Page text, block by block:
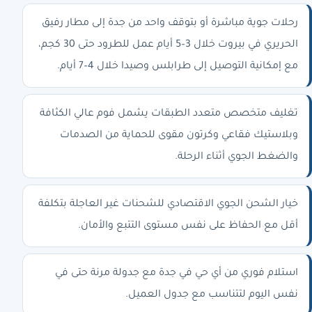
رحلات جوية مباشرة أو بتوقف واحد من جدة إلى مطار رفيق
الحريري في بيروت خلال 3–5 أيام عمل للطرود حتى 30 كجم،
مع إمكانية التوصيل إلى طرابلس وصيدا خلال 4–7 أيام.
تغليف متخصص متعدد الطبقات يشمل فوم عالي الكثافة
وبلاستيك فقاعي وكرتون مقوى للحماية من الصدمات
والضغط الجوي أثناء الرحلة.
خيار الشحن الجوي الاقتصادي للشحنات غير العاجلة بتكلفة
أقل مع الحفاظ على نفس مستوى التتبع والأمان.
استلام فوري من أي حي في جدة مع جدولة مرنة حتى في
نفس اليوم لتتناسب مع جدول العميل.